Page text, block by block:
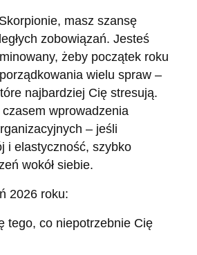
masz szansę
zobowiązań. Jesteś
żeby początek roku
wielu spraw –
najbardziej Cię stresują.
wprowadzenia
– jeśli
i elastyczność, szybko
wokół siebie.
2026 roku:
tego, co niepotrzebnie Cię